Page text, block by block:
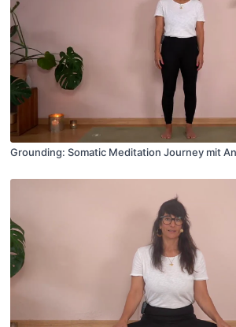
Grounding: Somatic Meditation Journey mit